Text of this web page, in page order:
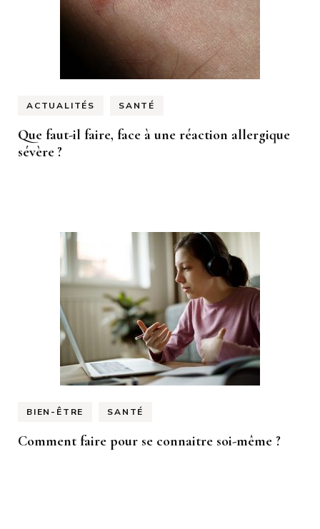
ACTUALITÉS SANTÉ
Que faut-il faire, face à une réaction allergique
sévère ?
BIEN-ÊTRE SANTÉ
Comment faire pour se connaitre soi-même ?